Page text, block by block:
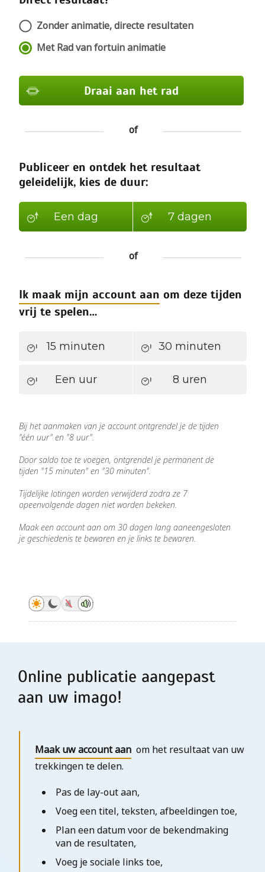
Zonder animatie, directe resultaten
Met Rad van fortuin animatie
Draai aan het rad
Draai aan het rad
Draai aan het rad
Draai aan het rad
Draai aan het rad
Draai aan het rad
of
Publiceer en ontdek het resultaat
geleidelijk, kies de duur:
Een dag 7 dagen
of
Ik maak mijn account aan om deze tijden
vrij te spelen…
15 minuten 30 minuten
Een uur 8 uren
Bij het aanmaken van je account ontgrendel je de tijden
"één uur" en "8 uur".
Door saldo toe te voegen, ontgrendel je permanent de
tijden "15 minuten" en "30 minuten".
Tijdelijke lotingen worden verwijderd zodra ze 7
opeenvolgende dagen niet worden bekeken.
Maak een account aan om 30 dagen lang aaneengesloten
je geschiedenis te bewaren en je links te bewaren.
Online publicatie aangepast
aan uw imago!
Maak uw account aan om het resultaat van uw
trekkingen te delen.
Pas de lay-out aan,
Voeg een titel, teksten, afbeeldingen toe,
Plan een datum voor de bekendmaking
van de resultaten,
Voeg je sociale links toe,